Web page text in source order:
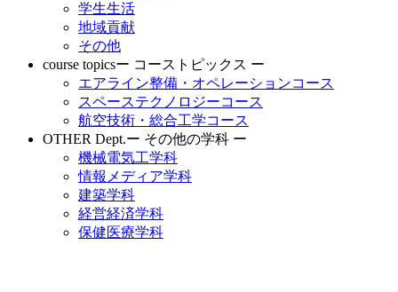
学生生活
地域貢献
その他
course topicsー コーストピックス ー
エアライン整備・オペレーションコース
スペーステクノロジーコース
航空技術・総合工学コース
OTHER Dept.ー その他の学科 ー
機械電気工学科
情報メディア学科
建築学科
経営経済学科
保健医療学科